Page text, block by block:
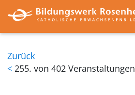
Zurück
< 255. von 402 Veranstaltungen